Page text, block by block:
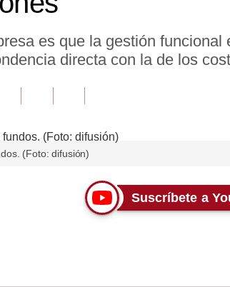
es que la gestión
directa con la de los
(Foto: difusión)
Suscríbete a